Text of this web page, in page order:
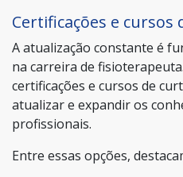
Certificações e cursos
A atualização constante é
na carreira de
certificações e cursos de
atualizar e expandir os
profissionais.
Entre essas opções,